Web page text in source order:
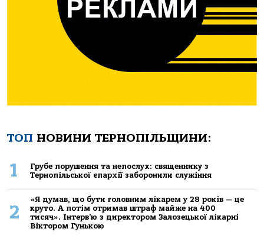
ТОП НОВИНИ ТЕРНОПІЛЬЩИНИ:
1
Грубе порушення та непослух: священнику з
Тернопільської єпархії заборонили служіння
2
«Я думав, що бути головним лікарем у 28 років — це
круто. А потім отримав штраф майже на 400
тисяч». Інтерв’ю з директором Залозецької лікарні
Віктором Гунькою